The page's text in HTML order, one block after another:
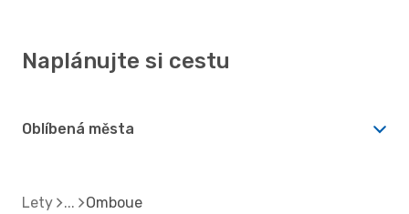
Naplánujte si cestu
Oblíbená města
Lety Omboue